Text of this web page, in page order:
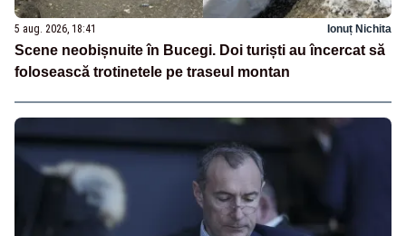
5 aug. 2026, 18:41 Ionuț Nichita
Scene neobișnuite în Bucegi. Doi turiști au încercat să
folosească trotinetele pe traseul montan